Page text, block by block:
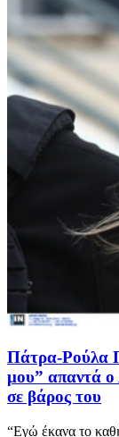
Πάτρα-Ρούλα
μου” απαντά ο
σε βάρος του
“Εγώ έκανα το